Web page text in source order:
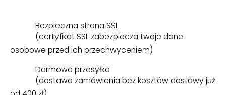
Bezpieczna strona SSL
(certyfikat SSL zabezpiecza twoje dane
osobowe przed ich przechwyceniem)
Darmowa przesyłka
(dostawa zamówienia bez kosztów dostawy już